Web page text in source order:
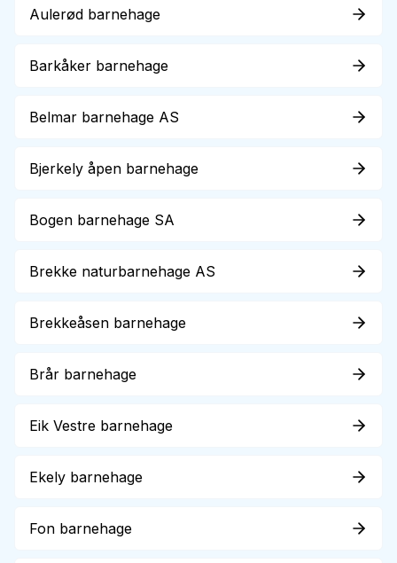
Aulerød barnehage
Barkåker barnehage
Belmar barnehage AS
Bjerkely åpen barnehage
Bogen barnehage SA
Brekke naturbarnehage AS
Brekkeåsen barnehage
Brår barnehage
Eik Vestre barnehage
Ekely barnehage
Fon barnehage